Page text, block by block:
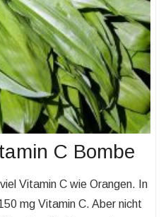
C Bombe
Vitamin C wie Orangen. In
mg Vitamin C. Aber nicht